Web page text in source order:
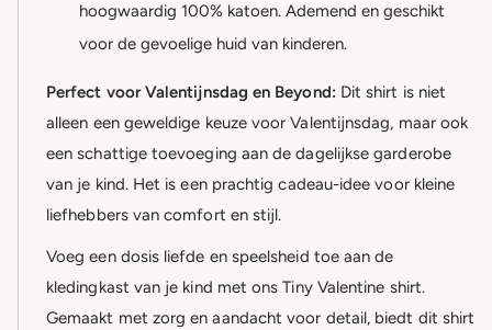
hoogwaardig 100% katoen. Ademend en geschikt
voor de gevoelige huid van kinderen.
Perfect voor Valentijnsdag en Beyond:Dit shirt is niet
alleen een geweldige keuze voor Valentijnsdag, maar ook
een schattige toevoeging aan de dagelijkse garderobe
van je kind. Het is een prachtig cadeau-idee voor kleine
liefhebbers van comfort en stijl.
Voeg een dosis liefde en speelsheid toe aan de
kledingkast van je kind met ons Tiny Valentine shirt.
Gemaakt met zorg en aandacht voor detail, biedt dit shirt